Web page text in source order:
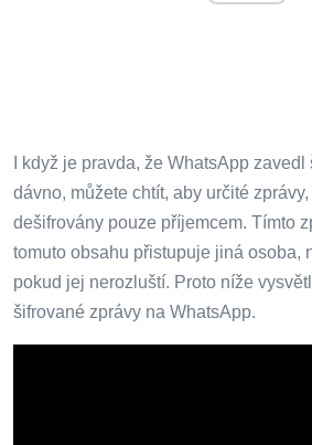
I když je pravda, že WhatsApp
dávno, můžete chtít, aby určité
dešifrovány pouze příjemcem. Tímto
tomuto obsahu přistupuje jiná osoba,
pokud jej nerozluští. Proto níže
šifrované zprávy na WhatsApp.